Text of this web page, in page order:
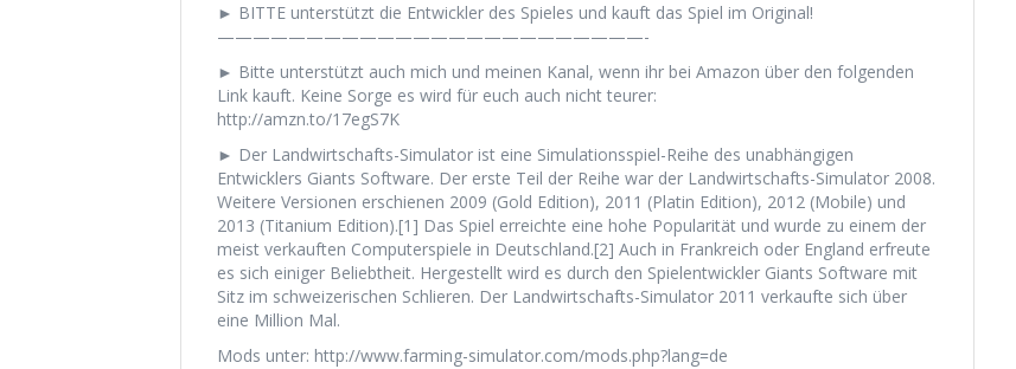
► BITTE unterstützt die Entwickler des Spieles und kauft das Spiel im Original!
————————————————————————-
► Bitte unterstützt auch mich und meinen Kanal, wenn ihr bei Amazon über den folgenden
Link kauft. Keine Sorge es wird für euch auch nicht teurer:
http://amzn.to/17egS7K
► Der Landwirtschafts-Simulator ist eine Simulationsspiel-Reihe des unabhängigen
Entwicklers Giants Software. Der erste Teil der Reihe war der Landwirtschafts-Simulator 2008.
Weitere Versionen erschienen 2009 (Gold Edition), 2011 (Platin Edition), 2012 (Mobile) und
2013 (Titanium Edition).[1] Das Spiel erreichte eine hohe Popularität und wurde zu einem der
meist verkauften Computerspiele in Deutschland.[2] Auch in Frankreich oder England erfreute
es sich einiger Beliebtheit. Hergestellt wird es durch den Spielentwickler Giants Software mit
Sitz im schweizerischen Schlieren. Der Landwirtschafts-Simulator 2011 verkaufte sich über
eine Million Mal.
Mods unter: http://www.farming-simulator.com/mods.php?lang=de